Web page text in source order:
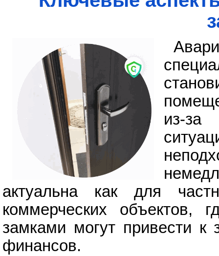
из-
актуальна как для
коммерческих объектов,
замками могут привести к
финансов.